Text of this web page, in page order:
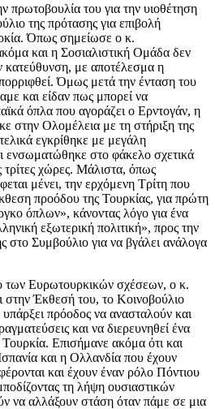
πρωτοβουλία του για την υιοθέτηση
της πρότασης για επιβολή
Όπως σημείωσε ο κ.
και η Σοσιαλιστική Ομάδα δεν
κατεύθυνση, με αποτέλεσμα η
Όμως μετά την ένταση του
και είδαν πως μπορεί να
όπλα που αγοράζει ο Ερντογάν, η
στην Ολομέλεια με τη στήριξη της
εγκρίθηκε με μεγάλη
ενσωματώθηκε στο φάκελο σχετικά
χώρες. Μάλιστα, όπως
μένει, την ερχόμενη Τρίτη που
προόδου της Τουρκίας, για πρώτη
όπλων», κάνοντας λόγο για ένα
εξωτερική πολιτική», προς την
στο Συμβούλιο για να βγάλει ανάλογα
των Ευρωτουρκικών σχέσεων, ο κ.
στην Έκθεσή του, το Κοινοβούλιο
πρόοδος να ανασταλούν και
και να διερευνηθεί ένα
Επισήμανε ακόμα ότι και
και η Ολλανδία που έχουν
και έχουν έναν ρόλο Πόντιου
τη λήψη ουσιαστικών
να αλλάξουν στάση όταν πάμε σε μια